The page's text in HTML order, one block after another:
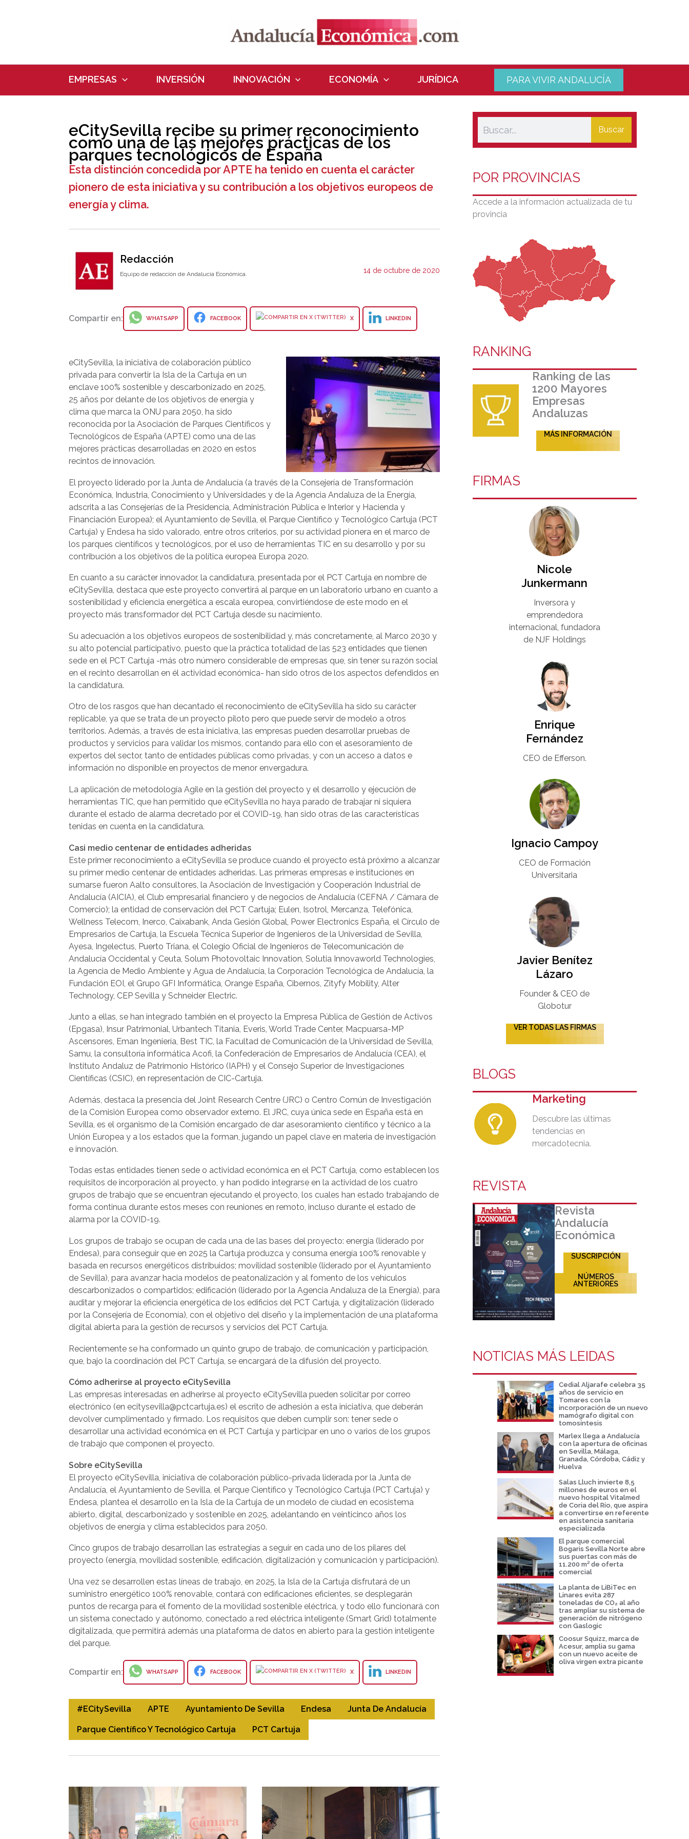
EMPRESAS INVERSIÓN INNOVACIÓN ECONOMÍA JURÍDICA PARA VIVIR ANDALUCÍA
eCitySevilla recibe su primer reconocimiento
como una de las mejores prácticas de los
parques tecnológicos de España
Esta distinción concedida por APTE ha tenido en cuenta el carácter
pionero de esta iniciativa y su contribución a los objetivos europeos de
energía y clima.
Redacción
Equipo de redacción de Andalucía Económica. 14 de octubre de 2020
Compartir en: WHATSAPP FACEBOOK X LINKEDIN
eCitySevilla, la iniciativa de colaboración público
privada para convertir la Isla de la Cartuja en un
enclave 100% sostenible y descarbonizado en 2025,
25 años por delante de los objetivos de energía y
clima que marca la ONU para 2050, ha sido
reconocida por la Asociación de Parques Científicos y
Tecnológicos de España (APTE) como una de las
mejores prácticas desarrolladas en 2020 en estos
recintos de innovación.
El proyecto liderado por la Junta de Andalucía (a través de la Consejería de Transformación
Económica, Industria, Conocimiento y Universidades y de la Agencia Andaluza de la Energía,
adscrita a las Consejerías de la Presidencia, Administración Pública e Interior y Hacienda y
Financiación Europea); el Ayuntamiento de Sevilla, el Parque Científico y Tecnológico Cartuja (PCT
Cartuja) y Endesa ha sido valorado, entre otros criterios, por su actividad pionera en el marco de
los parques científicos y tecnológicos, por el uso de herramientas TIC en su desarrollo y por su
contribución a los objetivos de la política europea Europa 2020.
En cuanto a su carácter innovador, la candidatura, presentada por el PCT Cartuja en nombre de
eCitySevilla, destaca que este proyecto convertirá al parque en un laboratorio urbano en cuanto a
sostenibilidad y eficiencia energética a escala europea, convirtiéndose de este modo en el
proyecto más transformador del PCT Cartuja desde su nacimiento.
Su adecuación a los objetivos europeos de sostenibilidad y, más concretamente, al Marco 2030 y
su alto potencial participativo, puesto que la práctica totalidad de las 523 entidades que tienen
sede en el PCT Cartuja -más otro número considerable de empresas que, sin tener su razón social
en el recinto desarrollan en él actividad económica- han sido otros de los aspectos defendidos en
la candidatura.
Otro de los rasgos que han decantado el reconocimiento de eCitySevilla ha sido su carácter
replicable, ya que se trata de un proyecto piloto pero que puede servir de modelo a otros
territorios. Además, a través de esta iniciativa, las empresas pueden desarrollar pruebas de
productos y servicios para validar los mismos, contando para ello con el asesoramiento de
expertos del sector, tanto de entidades públicas como privadas, y con un acceso a datos e
información no disponible en proyectos de menor envergadura.
La aplicación de metodología Agile en la gestión del proyecto y el desarrollo y ejecución de
herramientas TIC, que han permitido que eCitySevilla no haya parado de trabajar ni siquiera
durante el estado de alarma decretado por el COVID-19, han sido otras de las características
tenidas en cuenta en la candidatura.
Casi medio centenar de entidades adheridas
Este primer reconocimiento a eCitySevilla se produce cuando el proyecto está próximo a alcanzar
su primer medio centenar de entidades adheridas. Las primeras empresas e instituciones en
sumarse fueron Aalto consultores, la Asociación de Investigación y Cooperación Industrial de
Andalucía (AICIA), el Club empresarial financiero y de negocios de Andalucía (CEFNA / Cámara de
Comercio); la entidad de conservación del PCT Cartuja; Eulen, Isotrol, Mercanza, Telefónica,
Wellness Telecom, Inerco, Caixabank, Anda Gesión Global, Power Electronics España, el Círculo de
Empresarios de Cartuja, la Escuela Técnica Superior de Ingenieros de la Universidad de Sevilla,
Ayesa, Ingelectus, Puerto Triana, el Colegio Oficial de Ingenieros de Telecomunicación de
Andalucía Occidental y Ceuta, Solum Photovoltaic Innovation, Solutia Innovaworld Technologies,
la Agencia de Medio Ambiente y Agua de Andalucía, la Corporación Tecnológica de Andalucía, la
Fundación EOI, el Grupo GFI Informática, Orange España, Cibernos, Zityfy Mobility, Alter
Technology, CEP Sevilla y Schneider Electric.
Junto a ellas, se han integrado también en el proyecto la Empresa Pública de Gestión de Activos
(Epgasa), Insur Patrimonial, Urbantech Titania, Everis, World Trade Center, Macpuarsa-MP
Ascensores, Eman Ingeniería, Best TIC, la Facultad de Comunicación de la Universidad de Sevilla,
Samu, la consultoría informática Acofi, la Confederación de Empresarios de Andalucía (CEA), el
Instituto Andaluz de Patrimonio Histórico (IAPH) y el Consejo Superior de Investigaciones
Científicas (CSIC), en representación de CIC-Cartuja.
Además, destaca la presencia del Joint Research Centre (JRC) o Centro Común de Investigación
de la Comisión Europea como observador externo. El JRC, cuya única sede en España está en
Sevilla, es el organismo de la Comisión encargado de dar asesoramiento científico y técnico a la
Unión Europea y a los estados que la forman, jugando un papel clave en materia de investigación
e innovación.
Todas estas entidades tienen sede o actividad económica en el PCT Cartuja, como establecen los
requisitos de incorporación al proyecto, y han podido integrarse en la actividad de los cuatro
grupos de trabajo que se encuentran ejecutando el proyecto, los cuales han estado trabajando de
forma continua durante estos meses con reuniones en remoto, incluso durante el estado de
alarma por la COVID-19.
Los grupos de trabajo se ocupan de cada una de las bases del proyecto: energía (liderado por
Endesa), para conseguir que en 2025 la Cartuja produzca y consuma energía 100% renovable y
basada en recursos energéticos distribuidos; movilidad sostenible (liderado por el Ayuntamiento
de Sevilla), para avanzar hacia modelos de peatonalización y al fomento de los vehículos
descarbonizados o compartidos; edificación (liderado por la Agencia Andaluza de la Energía), para
auditar y mejorar la eficiencia energética de los edificios del PCT Cartuja, y digitalización (liderado
por la Consejería de Economía), con el objetivo del diseño y la implementación de una plataforma
digital abierta para la gestión de recursos y servicios del PCT Cartuja.
Recientemente se ha conformado un quinto grupo de trabajo, de comunicación y participación,
que, bajo la coordinación del PCT Cartuja, se encargará de la difusión del proyecto.
Cómo adherirse al proyecto eCitySevilla
Las empresas interesadas en adherirse al proyecto eCitySevilla pueden solicitar por correo
electrónico (en ecitysevilla@pctcartuja.es) el escrito de adhesión a esta iniciativa, que deberán
devolver cumplimentado y firmado. Los requisitos que deben cumplir son: tener sede o
desarrollar una actividad económica en el PCT Cartuja y participar en uno o varios de los grupos
de trabajo que componen el proyecto.
Sobre eCitySevilla
El proyecto eCitySevilla, iniciativa de colaboración público-privada liderada por la Junta de
Andalucía, el Ayuntamiento de Sevilla, el Parque Científico y Tecnológico Cartuja (PCT Cartuja) y
Endesa, plantea el desarrollo en la Isla de la Cartuja de un modelo de ciudad en ecosistema
abierto, digital, descarbonizado y sostenible en 2025, adelantando en veinticinco años los
objetivos de energía y clima establecidos para 2050.
Cinco grupos de trabajo desarrollan las estrategias a seguir en cada uno de los pilares del
proyecto (energía, movilidad sostenible, edificación, digitalización y comunicación y participación).
Una vez se desarrollen estas líneas de trabajo, en 2025, la Isla de la Cartuja disfrutará de un
suministro energético 100% renovable, contará con edificaciones eficientes, se desplegarán
puntos de recarga para el fomento de la movilidad sostenible eléctrica, y todo ello funcionará con
un sistema conectado y autónomo, conectado a red eléctrica inteligente (Smart Grid) totalmente
digitalizada, que permitirá además una plataforma de datos en abierto para la gestión inteligente
del parque.
Compartir en: WHATSAPP FACEBOOK X LINKEDIN
#eCitySevilla APTE Ayuntamiento De Sevilla Endesa Junta De Andalucía
Parque Científico Y Tecnológico Cartuja PCT Cartuja
Buscar
POR PROVINCIAS
Accede a la información actualizada de tu
provincia
RANKING
Ranking de las
1200 Mayores
Empresas
Andaluzas
MÁS INFORMACIÓN
FIRMAS
Nicole
Junkermann​
Inversora y
emprendedora
internacional, fundadora
de NJF Holdings
Enrique
Fernández
CEO de Efferson.
Ignacio Campoy​
CEO de Formación
Universitaria​
Javier Benítez
Lázaro
Founder & CEO de
Globotur​
VER TODAS LAS FIRMAS
BLOGS
Marketing
Descubre las últimas
tendencias en
mercadotecnia.
REVISTA
Revista
Andalucía
Económica
SUSCRIPCIÓN
NÚMEROS
ANTERIORES
NOTICIAS MÁS LEIDAS
Cedial Aljarafe celebra 35
años de servicio en
Tomares con la
incorporación de un nuevo
mamógrafo digital con
tomosíntesis
Marlex llega a Andalucía
con la apertura de oficinas
en Sevilla, Málaga,
Granada, Córdoba, Cádiz y
Huelva
Salas Lluch invierte 8,5
millones de euros en el
nuevo hospital Vitalmed
de Coria del Río, que aspira
a convertirse en referente
en asistencia sanitaria
especializada
El parque comercial
Bogaris Sevilla Norte abre
sus puertas con más de
11.200 m² de oferta
comercial
La planta de LiBiTec en
Linares evita 287
toneladas de CO₂ al año
tras ampliar su sistema de
generación de nitrógeno
con Gaslogic
Coosur Squizz, marca de
Acesur, amplia su gama
con un nuevo aceite de
oliva virgen extra picante